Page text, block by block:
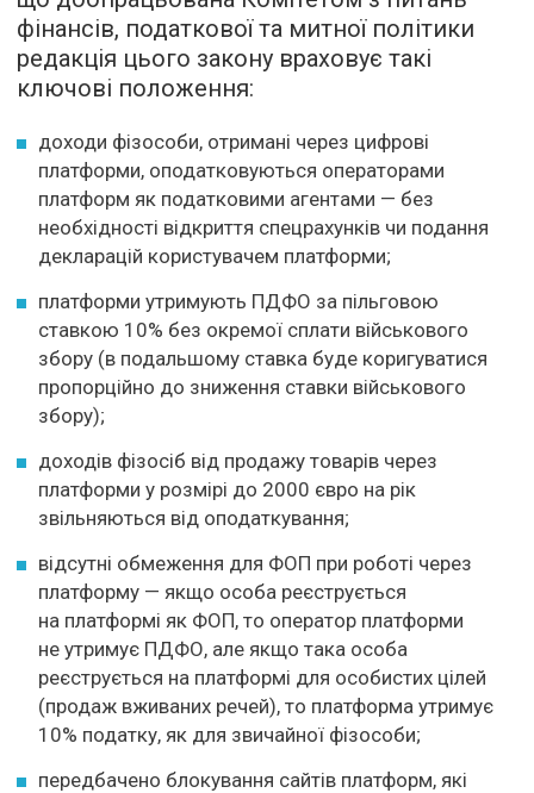
фінансів, податкової та митної політики
редакція цього закону враховує такі
ключові положення:
доходи фізособи, отримані через цифрові
платформи, оподатковуються операторами
платформ як податковими агентами — без
необхідності відкриття спецрахунків чи подання
декларацій користувачем платформи;
платформи утримують ПДФО за пільговою
ставкою 10% без окремої сплати військового
збору (в подальшому ставка буде коригуватися
пропорційно до зниження ставки військового
збору);
доходів фізосіб від продажу товарів через
платформи у розмірі до 2000 євро на рік
звільняються від оподаткування;
відсутні обмеження для ФОП при роботі через
платформу — якщо особа реєструється
на платформі як ФОП, то оператор платформи
не утримує ПДФО, але якщо така особа
реєструється на платформі для особистих цілей
(продаж вживаних речей), то платформа утримує
10% податку, як для звичайної фізособи;
передбачено блокування сайтів платформ, які